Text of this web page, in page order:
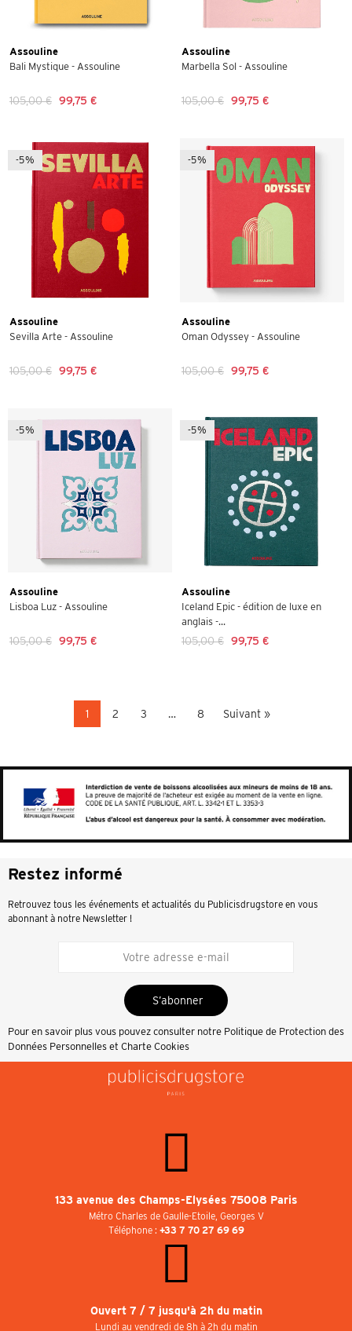
Assouline
Bali Mystique - Assouline
105,00 € 99,75 €
Assouline
Marbella Sol - Assouline
105,00 € 99,75 €
-5%
Assouline
Sevilla Arte - Assouline
105,00 € 99,75 €
-5%
Assouline
Oman Odyssey - Assouline
105,00 € 99,75 €
-5%
Assouline
Lisboa Luz - Assouline
105,00 € 99,75 €
-5%
Assouline
Iceland Epic - édition de luxe en
anglais -...
105,00 € 99,75 €
1 2 3 … 8 Suivant »
Restez informé
Retrouvez tous les événements et actualités du Publicisdrugstore en vous
abonnant à notre Newsletter !
S’abonner
Pour en savoir plus vous pouvez consulter notre Politique de Protection des
Données Personnelles et Charte Cookies
133 avenue des Champs-Elysées 75008 Paris
Métro Charles de Gaulle-Etoile, Georges V
Téléphone : +33 7 70 27 69 69
Ouvert 7 / 7 jusqu'à 2h du matin
Lundi au vendredi de 8h à 2h du matin